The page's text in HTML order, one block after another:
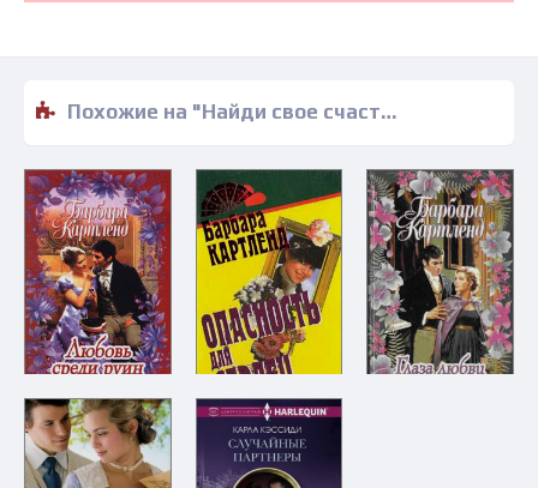
Похожие на "Найди свое счастье - Лора Мэрфи" книги читать бесплатно полные версии